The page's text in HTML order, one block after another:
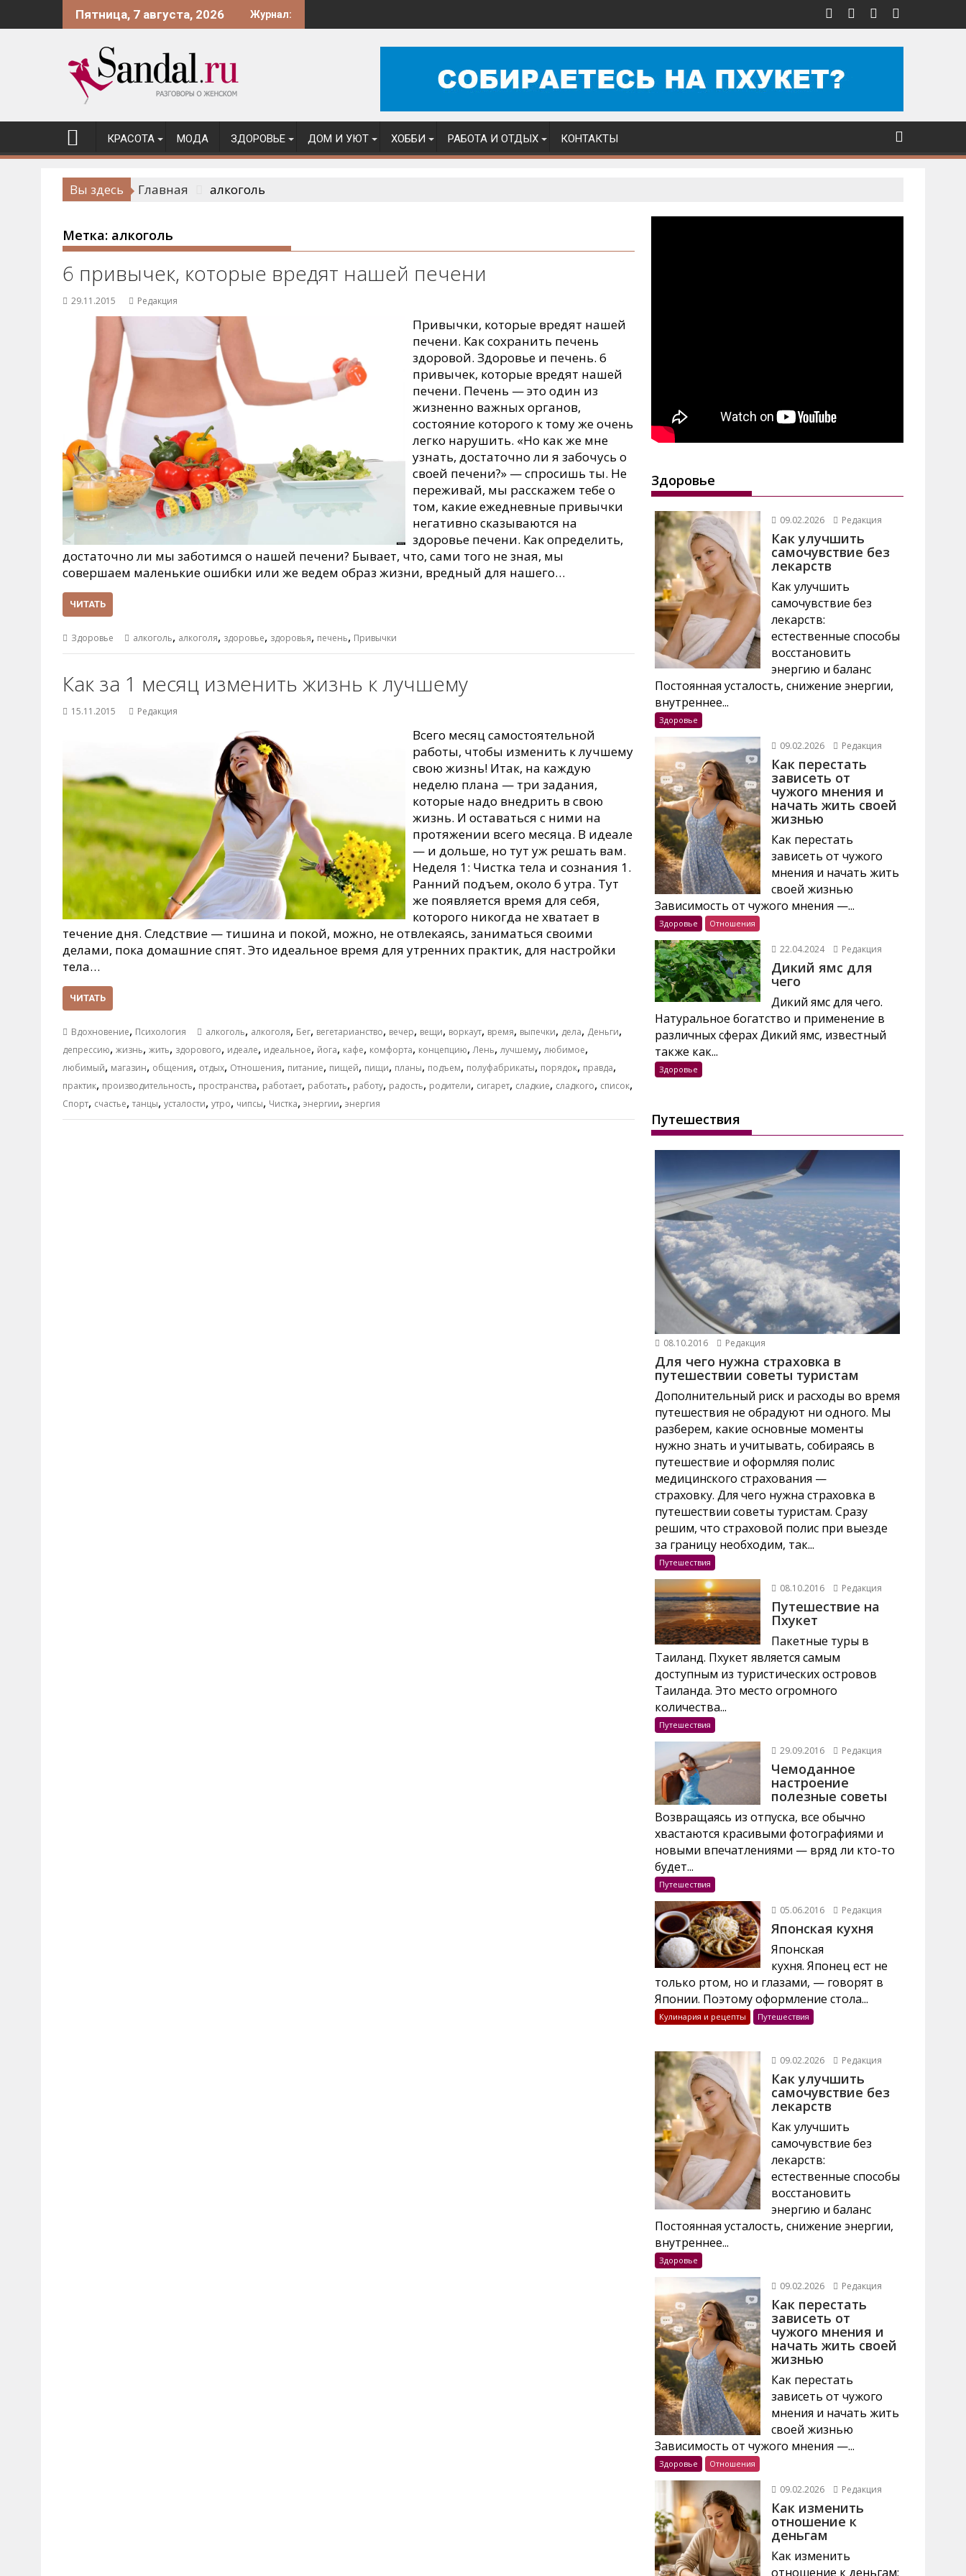
Пятница, 7 августа, 2026 Журнал:
КРАСОТА МОДА ЗДОРОВЬЕ ДОМ И УЮТ ХОББИ РАБОТА И ОТДЫХ КОНТАКТЫ
Вы здесь Главная алкоголь
Метка: алкоголь
6 привычек, которые вредят нашей печени
29.11.2015 Редакция
Привычки, которые вредят нашей
печени. Как сохранить печень
здоровой. Здоровье и печень. 6
привычек, которые вредят нашей
печени. Печень — это один из
жизненно важных органов,
состояние которого к тому же очень
легко нарушить. «Но как же мне
узнать, достаточно ли я забочусь о
своей печени?» — спросишь ты. Не
переживай, мы расскажем тебе о
том, какие ежедневные привычки
негативно сказываются на
здоровье печени. Как определить,
достаточно ли мы заботимся о нашей печени? Бывает, что, сами того не зная, мы
совершаем маленькие ошибки или же ведем образ жизни, вредный для нашего…
ЧИТАТЬ
Здоровье алкоголь, алкоголя, здоровье, здоровья, печень, Привычки
Как за 1 месяц изменить жизнь к лучшему
15.11.2015 Редакция
Всего месяц самостоятельной
работы, чтобы изменить к лучшему
свою жизнь! Итак, на каждую
неделю плана — три задания,
которые надо внедрить в свою
жизнь. И оставаться с ними на
протяжении всего месяца. В идеале
— и дольше, но тут уж решать вам.
Неделя 1: Чистка тела и сознания 1.
Ранний подъем, около 6 утра. Тут
же появляется время для себя,
которого никогда не хватает в
течение дня. Следствие — тишина и покой, можно, не отвлекаясь, заниматься своими
делами, пока домашние спят. Это идеальное время для утренних практик, для настройки
тела…
ЧИТАТЬ
Вдохновение, Психология алкоголь, алкоголя, Бег, вегетарианство, вечер, вещи, воркаут, время, выпечки, дела, Деньги,
депрессию, жизнь, жить, здорового, идеале, идеальное, йога, кафе, комфорта, концепцию, Лень, лучшему, любимое,
любимый, магазин, общения, отдых, Отношения, питание, пищей, пищи, планы, подъем, полуфабрикаты, порядок, правда,
практик, производительность, пространства, работает, работать, работу, радость, родители, сигарет, сладкие, сладкого, список,
Спорт, счастье, танцы, усталости, утро, чипсы, Чистка, энергии, энергия
Здоровье
09.02.2026 Редакция
Как улучшить
самочувствие без
лекарств
Как улучшить
самочувствие без
лекарств:
естественные способы
восстановить
энергию и баланс
Постоянная усталость, снижение энергии,
внутреннее...
Здоровье
09.02.2026 Редакция
Как перестать
зависеть от
чужого мнения и
начать жить своей
жизнью
Как перестать
зависеть от чужого
мнения и начать жить
своей жизнью
Зависимость от чужого мнения —...
Здоровье Отношения
22.04.2024 Редакция
Дикий ямс для
чего
Дикий ямс для чего.
Натуральное богатство и применение в
различных сферах Дикий ямс, известный
также как...
Здоровье
Путешествия
08.10.2016 Редакция
Для чего нужна страховка в
путешествии советы туристам
Дополнительный риск и расходы во время
путешествия не обрадуют ни одного. Мы
разберем, какие основные моменты
нужно знать и учитывать, собираясь в
путешествие и оформляя полис
медицинского страхования —
страховку. Для чего нужна страховка в
путешествии советы туристам. Сразу
решим, что страховой полис при выезде
за границу необходим, так...
Путешествия
08.10.2016 Редакция
Путешествие на
Пхукет
Пакетные туры в
Таиланд. Пхукет является самым
доступным из туристических островов
Таиланда. Это место огромного
количества...
Путешествия
29.09.2016 Редакция
Чемоданное
настроение
полезные советы
Возвращаясь из отпуска, все обычно
хвастаются красивыми фотографиями и
новыми впечатлениями — вряд ли кто-то
будет...
Путешествия
05.06.2016 Редакция
Японская кухня
Японская
кухня. Японец ест не
только ртом, но и глазами, — говорят в
Японии. Поэтому оформление стола...
Кулинария и рецепты Путешествия
09.02.2026 Редакция
Как улучшить
самочувствие без
лекарств
Как улучшить
самочувствие без
лекарств:
естественные способы
восстановить
энергию и баланс
Постоянная усталость, снижение энергии,
внутреннее...
Здоровье
09.02.2026 Редакция
Как перестать
зависеть от
чужого мнения и
начать жить своей
жизнью
Как перестать
зависеть от чужого
мнения и начать жить
своей жизнью
Зависимость от чужого мнения —...
Здоровье Отношения
09.02.2026 Редакция
Как изменить
отношение к
деньгам
Как изменить
отношение к деньгам: